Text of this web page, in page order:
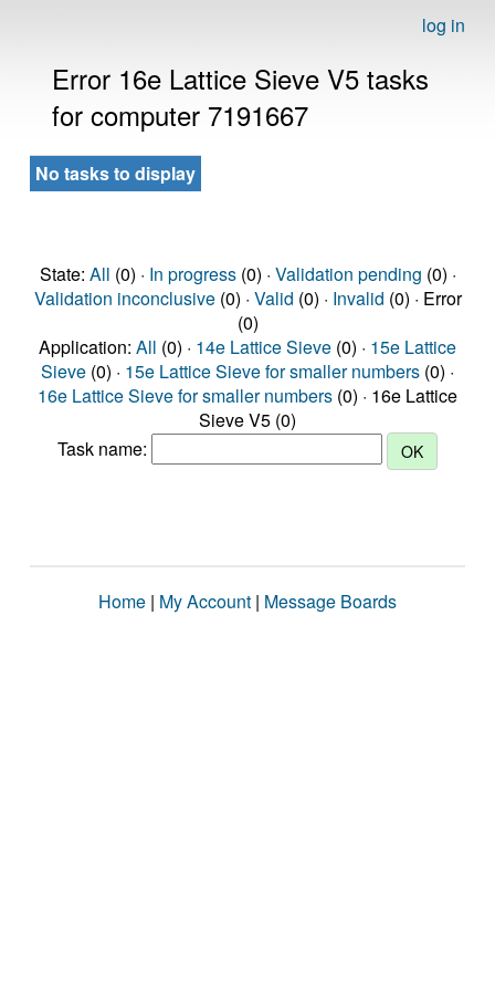
log in
Error 16e Lattice Sieve V5 tasks
for computer 7191667
No tasks to display
State: All (0) · In progress(0) · Validation pending (0) ·
Validation inconclusive(0) · Valid (0) · Invalid (0) · Error
(0)
Application: All (0) · 14e Lattice Sieve (0) · 15e Lattice
Sieve (0) · 15e Lattice Sieve for smaller numbers (0) ·
16e Lattice Sieve for smaller numbers (0) · 16e Lattice
Sieve V5 (0)
Task name:
Home | My Account | Message Boards